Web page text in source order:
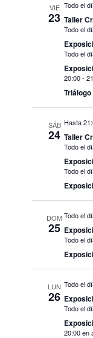
VIE
23
Todo el
Taller
Todo el
Todo el
20:00-
SÁB
24
Hasta
Taller
Todo el
Todo el
DOM
25
Todo el
Todo el
LUN
26
Todo el
Todo el
20:00 en